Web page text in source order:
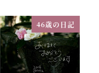
46歳の日記